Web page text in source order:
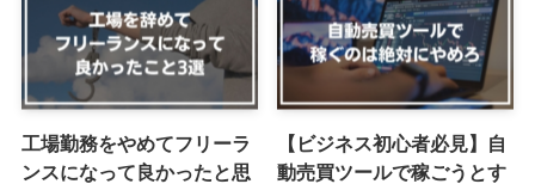
工場勤務をやめてフリーラ
ンスになって良かったと思
【ビジネス初心者必見】自
動売買ツールで稼ごうとす